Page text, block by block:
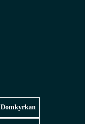
Domkyrkan